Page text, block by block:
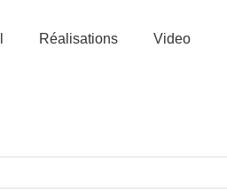
Réalisations Video